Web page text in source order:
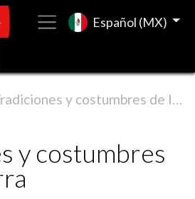
Español (MX)
y costumbres de Inglaterra
y costumbres